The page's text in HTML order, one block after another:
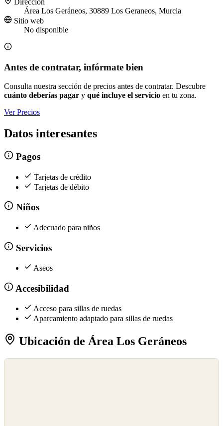
Dirección
Área Los Geráneos, 30889 Los Geraneos, Murcia
Sitio web
No disponible
Antes de contratar, infórmate bien
Consulta nuestra sección de precios antes de contratar. Descubre
cuánto deberías pagar y qué incluye el servicio en tu zona.
Ver Precios
Datos interesantes
Pagos
Tarjetas de crédito
Tarjetas de débito
Niños
Adecuado para niños
Servicios
Aseos
Accesibilidad
Acceso para sillas de ruedas
Aparcamiento adaptado para sillas de ruedas
Ubicación de Área Los Geráneos